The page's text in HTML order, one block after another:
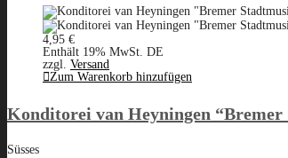
4,95 €
Enthält 19% MwSt. DE
zzgl. Versand
Zum Warenkorb hinzufügen
Konditorei van Heyningen “Bremer
Süsses